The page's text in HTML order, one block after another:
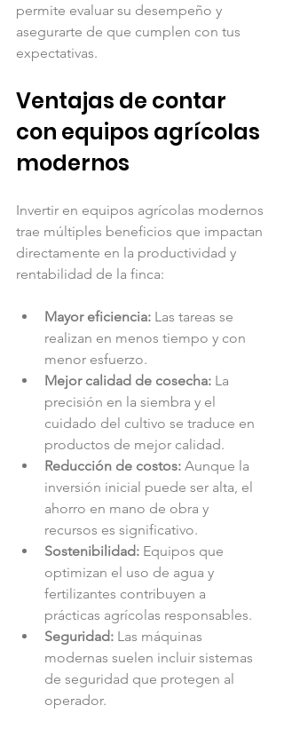
permite evaluar su desempeño y
asegurarte de que cumplen con tus
expectativas.
Ventajas de contar
con equipos agrícolas
modernos
Invertir en equipos agrícolas modernos
trae múltiples beneficios que impactan
directamente en la productividad y
rentabilidad de la finca:
Mayor eficiencia: Las tareas se
realizan en menos tiempo y con
menor esfuerzo.
Mejor calidad de cosecha: La
precisión en la siembra y el
cuidado del cultivo se traduce en
productos de mejor calidad.
Reducción de costos: Aunque la
inversión inicial puede ser alta, el
ahorro en mano de obra y
recursos es significativo.
Sostenibilidad: Equipos que
optimizan el uso de agua y
fertilizantes contribuyen a
prácticas agrícolas responsables.
Seguridad: Las máquinas
modernas suelen incluir sistemas
de seguridad que protegen al
operador.